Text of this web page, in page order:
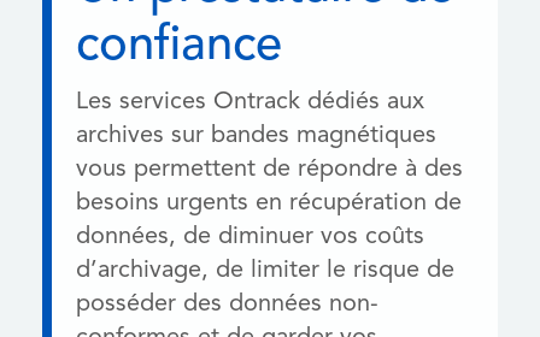
confiance
Les services Ontrack dédiés aux
archives sur bandes magnétiques
vous permettent de répondre à des
besoins urgents en récupération de
données, de diminuer vos coûts
d’archivage, de limiter le risque de
posséder des données non-